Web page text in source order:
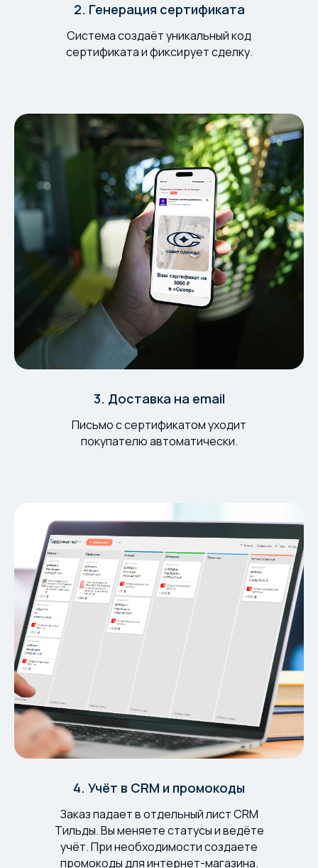
2. Генерация сертификата
Система создаёт уникальный код
сертификата и фиксирует сделку.
3. Доставка на email
Письмо с сертификатом уходит
покупателю автоматически.
4. Учёт в CRM и промокоды
Заказ падает в отдельный лист CRM
Тильды. Вы меняете статусы и ведёте
учёт. При необходимости создаете
промокоды для интернет-магазина.